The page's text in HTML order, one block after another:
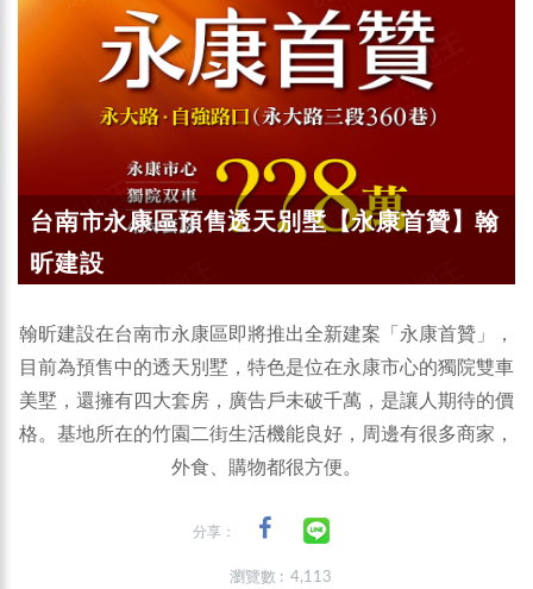
台南市永康區預售透天別墅【永康首贊】翰
昕建設
翰昕建設在台南市永康區即將推出全新建案「永康首贊」，
目前為預售中的透天別墅，特色是位在永康市心的獨院雙車
美墅，還擁有四大套房，廣告戶未破千萬，是讓人期待的價
格。基地所在的竹園二街生活機能良好，周邊有很多商家，
外食、購物都很方便。
分享：
瀏覽數 : 4,113